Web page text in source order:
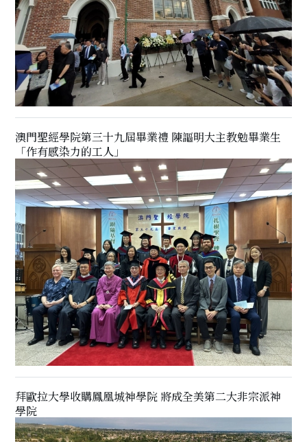
澳門聖經學院第三十九屆畢業禮 陳謳明大主教勉畢業生
「作有感染力的工人」
拜歐拉大學收購鳳凰城神學院 將成全美第二大非宗派神
學院